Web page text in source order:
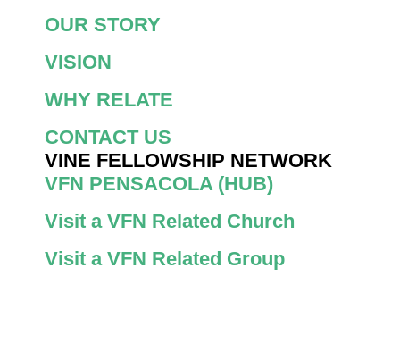
OUR STORY
VISION
WHY RELATE
CONTACT US
VINE FELLOWSHIP NETWORK
VFN PENSACOLA (HUB)
Visit a VFN Related Church
Visit a VFN Related Group